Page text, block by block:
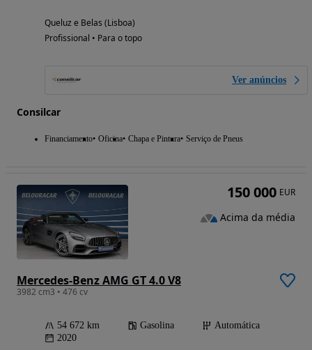
Queluz e Belas (Lisboa)
Profissional • Para o topo
Ver anúncios
Consilcar
Financiamento Oficina Chapa e Pintura Serviço de Pneus
Mercedes-Benz AMG GT 4.0 V8
3982 cm3 • 476 cv
54 672 km Gasolina
Automática
2020
150 000 EUR
Acima da média